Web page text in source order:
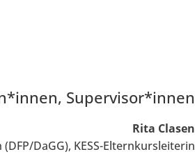
Supervisor*innen
Rita Clasen
DaGG), KESS-Elternkursleiterin